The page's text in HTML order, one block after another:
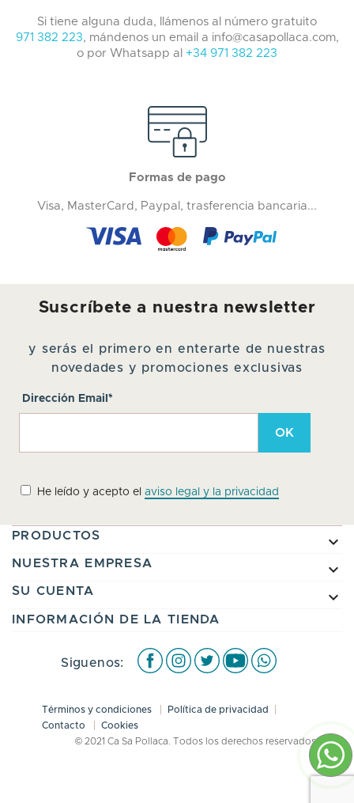
Si tiene alguna duda, llámenos al número gratuito
971 382 223, mándenos un email a info@casapollaca.com,
o por Whatsapp al +34 971 382 223
Formas de pago
Visa, MasterCard, Paypal, trasferencia bancaria...
Suscríbete a nuestra newsletter
y serás el primero en enterarte de nuestras
novedades y promociones exclusivas
Dirección Email*
He leído y acepto el aviso legal y la privacidad
PRODUCTOS 
NUESTRA EMPRESA 
SU CUENTA 
INFORMACIÓN DE LA TIENDA
Siguenos:
FacebookInstagram
TwitterYoutubeWhatsApp
Términos y condiciones
Política de privacidad
Contacto
Cookies
© 2021 Ca Sa Pollaca. Todos los derechos reservados.